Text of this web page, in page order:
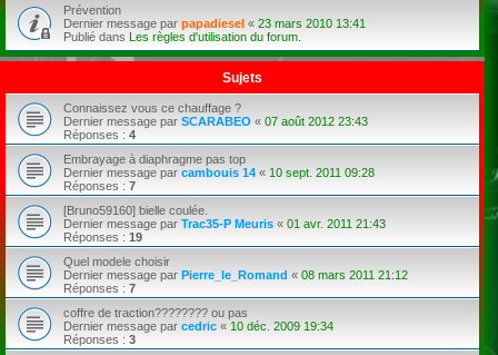
Prévention
Dernier message par papadiesel « 23 mars 2010 13:41
Publié dans Les règles d'utilisation du forum.
Sujets
Connaissez vous ce chauffage ?
Dernier message par SCARABEO « 07 août 2012 23:43
Réponses : 4
Embrayage à diaphragme pas top
Dernier message par cambouis 14 « 10 sept. 2011 09:28
Réponses : 7
[Bruno59160] bielle coulée.
Dernier message par Trac35-P Meuris « 01 avr. 2011 21:43
Réponses : 19
Quel modele choisir
Dernier message par Pierre_le_Romand « 08 mars 2011 21:12
Réponses : 7
coffre de traction???????? ou pas
Dernier message par cedric « 10 déc. 2009 19:34
Réponses : 3